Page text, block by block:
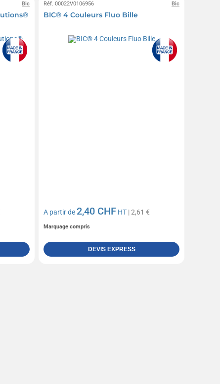
Bic Bic
Réf. 00022V0106956
BIC® 4 Couleurs Fluo Bille
A partir de2,40 CHF HT | 2,61 €
Marquage compris
DEVIS EXPRESS